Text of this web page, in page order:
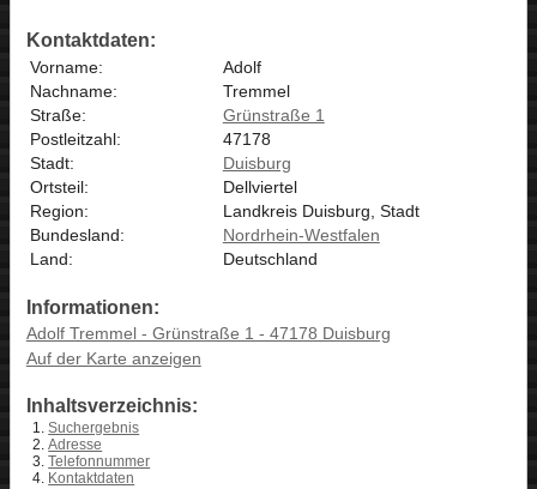
Kontaktdaten:
Vorname:
Adolf
Nachname:
Tremmel
Straße:
Grünstraße 1
Postleitzahl:
47178
Stadt:
Duisburg
Ortsteil:
Dellviertel
Region:
Landkreis Duisburg, Stadt
Bundesland:
Nordrhein-Westfalen
Land:
Deutschland
Informationen:
Adolf Tremmel - Grünstraße 1 - 47178 Duisburg
Auf der Karte anzeigen
Inhaltsverzeichnis:
Suchergebnis
Adresse
Telefonnummer
Kontaktdaten